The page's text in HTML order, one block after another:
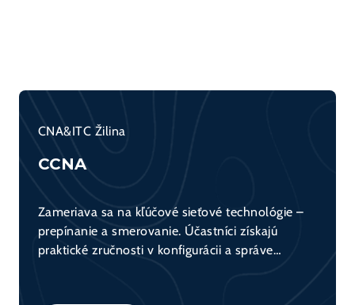
CNA&ITC Žilina
CCNA
Zameriava sa na kľúčové sieťové technológie –
prepínanie a smerovanie. Účastníci získajú
praktické zručnosti v konfigurácii a správe